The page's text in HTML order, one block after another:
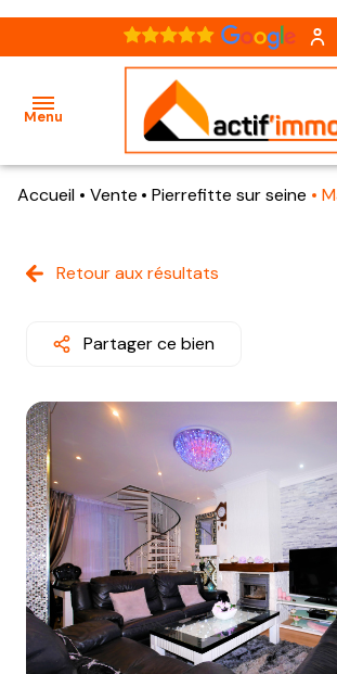
Menu
acheter
nos
nos
biens
vendus
agence
présentation
équipe
recrutement
contact
Accueil Vente Pierrefitte sur seine
Retour aux résultats
Partager ce bien